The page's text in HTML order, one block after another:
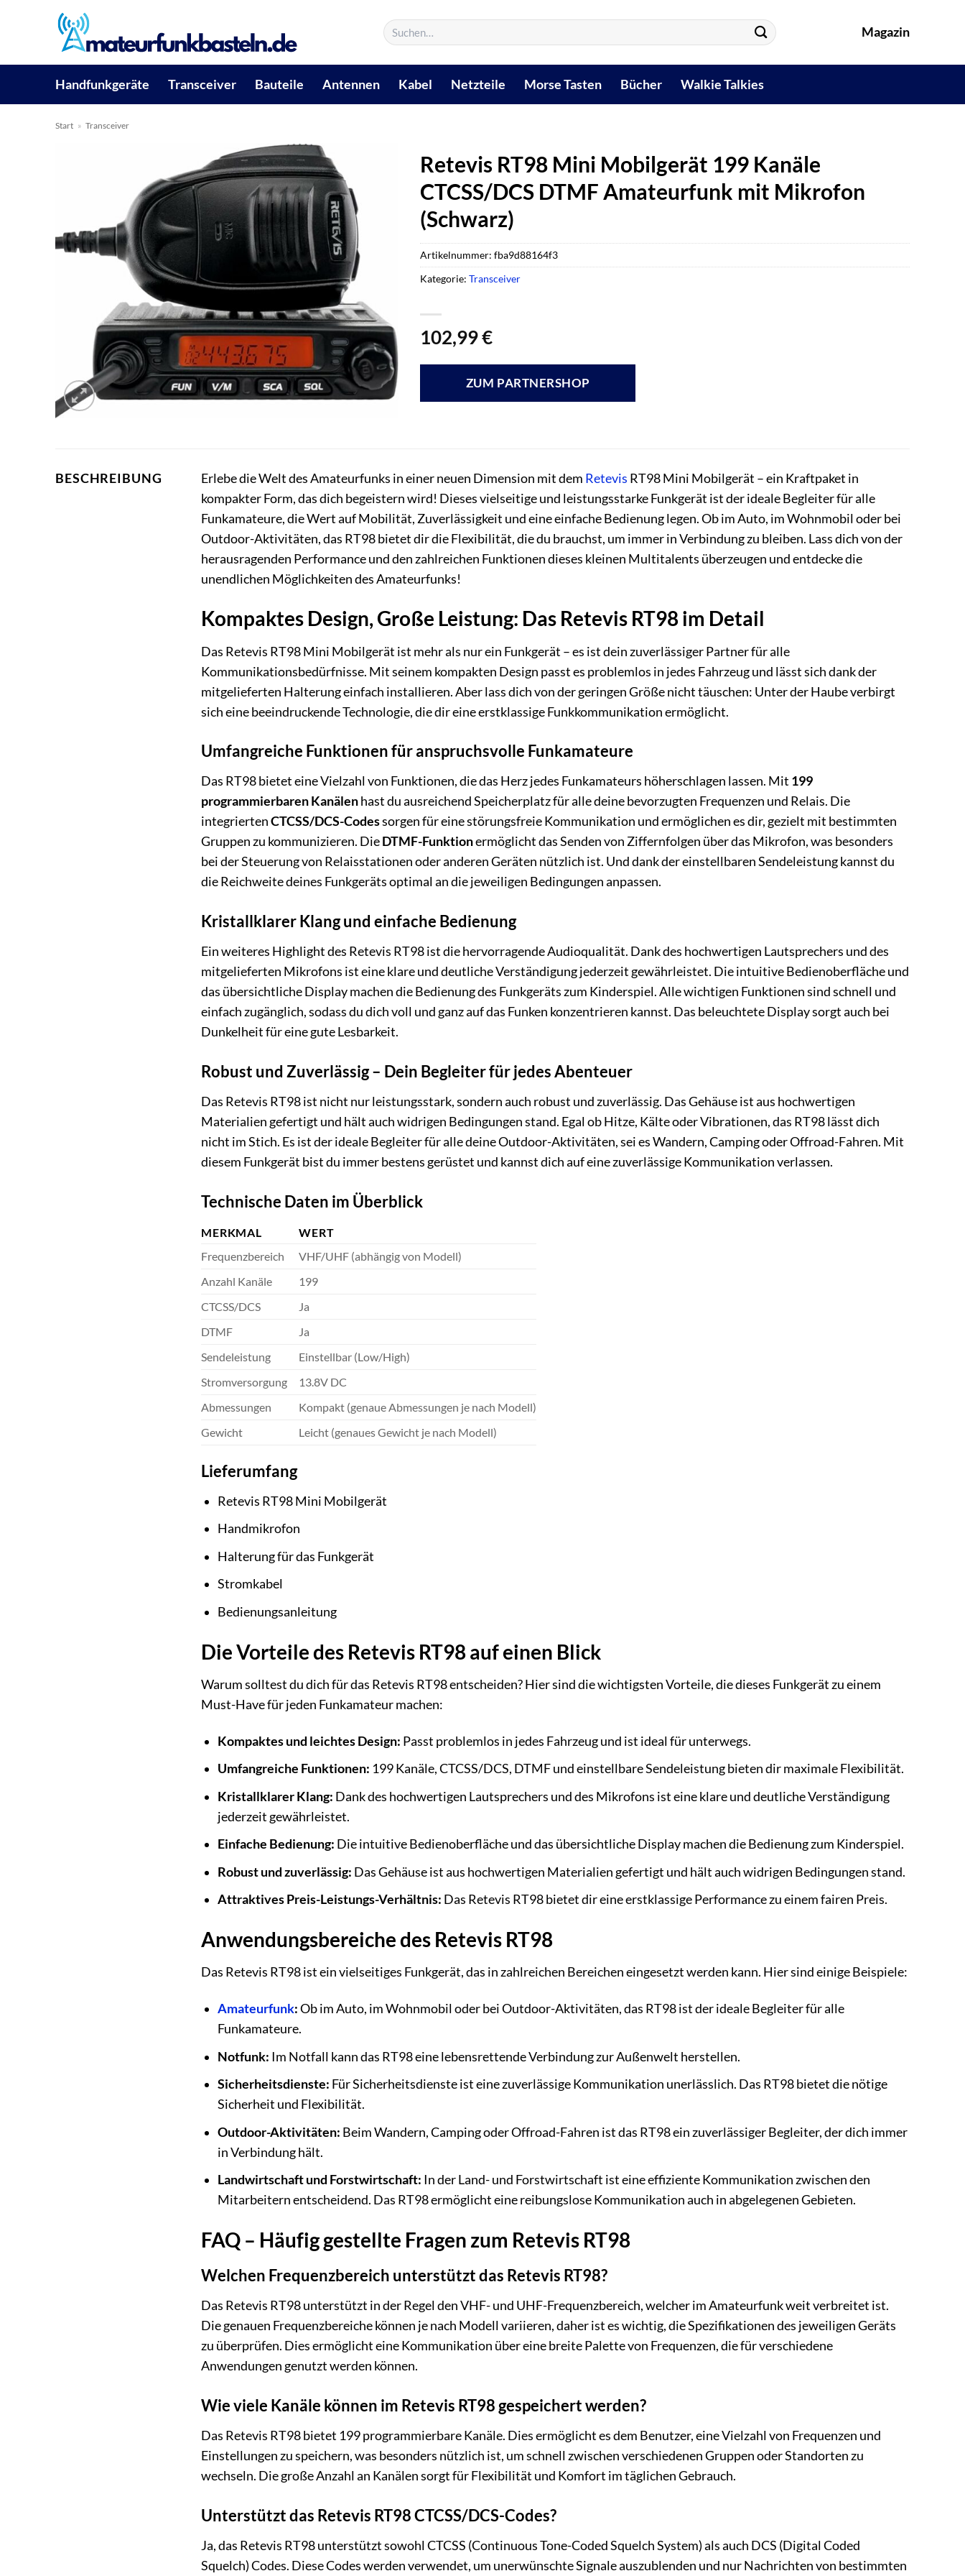
Suchen
nach:
Magazin
Handfunkgeräte Transceiver Bauteile Antennen Kabel Netzteile Morse Tasten Bücher Walkie Talkies
Start » Transceiver
Retevis RT98 Mini Mobilgerät 199 Kanäle
CTCSS/DCS DTMF Amateurfunk mit Mikrofon
(Schwarz)
102,99€
ZUM PARTNERSHOP
Artikelnummer:fba9d88164f3
Kategorie:Transceiver
BESCHREIBUNG Erlebe die Welt des Amateurfunks in einer neuen Dimension mit dem Retevis RT98 Mini Mobilgerät – ein Kraftpaket in
kompakter Form, das dich begeistern wird! Dieses vielseitige und leistungsstarke Funkgerät ist der ideale Begleiter für alle
Funkamateure, die Wert auf Mobilität, Zuverlässigkeit und eine einfache Bedienung legen. Ob im Auto, im Wohnmobil oder bei
Outdoor-Aktivitäten, das RT98 bietet dir die Flexibilität, die du brauchst, um immer in Verbindung zu bleiben. Lass dich von der
herausragenden Performance und den zahlreichen Funktionen dieses kleinen Multitalents überzeugen und entdecke die
unendlichen Möglichkeiten des Amateurfunks!
Kompaktes Design, Große Leistung: Das Retevis RT98 im Detail
Das Retevis RT98 Mini Mobilgerät ist mehr als nur ein Funkgerät – es ist dein zuverlässiger Partner für alle
Kommunikationsbedürfnisse. Mit seinem kompakten Design passt es problemlos in jedes Fahrzeug und lässt sich dank der
mitgelieferten Halterung einfach installieren. Aber lass dich von der geringen Größe nicht täuschen: Unter der Haube verbirgt
sich eine beeindruckende Technologie, die dir eine erstklassige Funkkommunikation ermöglicht.
Umfangreiche Funktionen für anspruchsvolle Funkamateure
Das RT98 bietet eine Vielzahl von Funktionen, die das Herz jedes Funkamateurs höherschlagen lassen. Mit 199
programmierbaren Kanälenhast du ausreichend Speicherplatz für alle deine bevorzugten Frequenzen und Relais. Die
integriertenCTCSS/DCS-Codessorgen für eine störungsfreie Kommunikation und ermöglichen es dir, gezielt mit bestimmten
Gruppen zu kommunizieren. DieDTMF-Funktionermöglicht das Senden von Ziffernfolgen über das Mikrofon, was besonders
bei der Steuerung von Relaisstationen oder anderen Geräten nützlich ist. Und dank der einstellbaren Sendeleistung kannst du
die Reichweite deines Funkgeräts optimal an die jeweiligen Bedingungen anpassen.
Kristallklarer Klang und einfache Bedienung
Ein weiteres Highlight des Retevis RT98 ist die hervorragende Audioqualität. Dank des hochwertigen Lautsprechers und des
mitgelieferten Mikrofons ist eine klare und deutliche Verständigung jederzeit gewährleistet. Die intuitive Bedienoberfläche und
das übersichtliche Display machen die Bedienung des Funkgeräts zum Kinderspiel. Alle wichtigen Funktionen sind schnell und
einfach zugänglich, sodass du dich voll und ganz auf das Funken konzentrieren kannst. Das beleuchtete Display sorgt auch bei
Dunkelheit für eine gute Lesbarkeit.
Robust und Zuverlässig – Dein Begleiter für jedes Abenteuer
Das Retevis RT98 ist nicht nur leistungsstark, sondern auch robust und zuverlässig. Das Gehäuse ist aus hochwertigen
Materialien gefertigt und hält auch widrigen Bedingungen stand. Egal ob Hitze, Kälte oder Vibrationen, das RT98 lässt dich
nicht im Stich. Es ist der ideale Begleiter für alle deine Outdoor-Aktivitäten, sei es Wandern, Camping oder Offroad-Fahren. Mit
diesem Funkgerät bist du immer bestens gerüstet und kannst dich auf eine zuverlässige Kommunikation verlassen.
Technische Daten im Überblick
MERKMAL
WERT
Frequenzbereich
VHF/UHF (abhängig von Modell)
Anzahl Kanäle
199
CTCSS/DCS
Ja
DTMF
Ja
Sendeleistung
Einstellbar (Low/High)
Stromversorgung
13.8V DC
Abmessungen
Kompakt (genaue Abmessungen je nach Modell)
Gewicht
Leicht (genaues Gewicht je nach Modell)
Lieferumfang
Retevis RT98 Mini Mobilgerät
Handmikrofon
Halterung für das Funkgerät
Stromkabel
Bedienungsanleitung
Die Vorteile des Retevis RT98 auf einen Blick
Warum solltest du dich für das Retevis RT98 entscheiden? Hier sind die wichtigsten Vorteile, die dieses Funkgerät zu einem
Must-Have für jeden Funkamateur machen:
Kompaktes und leichtes Design: Passt problemlos in jedes Fahrzeug und ist ideal für unterwegs.
Umfangreiche Funktionen: 199 Kanäle, CTCSS/DCS, DTMF und einstellbare Sendeleistung bieten dir maximale Flexibilität.
Kristallklarer Klang: Dank des hochwertigen Lautsprechers und des Mikrofons ist eine klare und deutliche Verständigung
jederzeit gewährleistet.
Einfache Bedienung: Die intuitive Bedienoberfläche und das übersichtliche Display machen die Bedienung zum Kinderspiel.
Robust und zuverlässig: Das Gehäuse ist aus hochwertigen Materialien gefertigt und hält auch widrigen Bedingungen stand.
Attraktives Preis-Leistungs-Verhältnis: Das Retevis RT98 bietet dir eine erstklassige Performance zu einem fairen Preis.
Anwendungsbereiche des Retevis RT98
Das Retevis RT98 ist ein vielseitiges Funkgerät, das in zahlreichen Bereichen eingesetzt werden kann. Hier sind einige Beispiele:
Amateurfunk:Ob im Auto, im Wohnmobil oder bei Outdoor-Aktivitäten, das RT98 ist der ideale Begleiter für alle
Funkamateure.
Notfunk: Im Notfall kann das RT98 eine lebensrettende Verbindung zur Außenwelt herstellen.
Sicherheitsdienste: Für Sicherheitsdienste ist eine zuverlässige Kommunikation unerlässlich. Das RT98 bietet die nötige
Sicherheit und Flexibilität.
Outdoor-Aktivitäten: Beim Wandern, Camping oder Offroad-Fahren ist das RT98 ein zuverlässiger Begleiter, der dich immer
in Verbindung hält.
Landwirtschaft und Forstwirtschaft: In der Land- und Forstwirtschaft ist eine effiziente Kommunikation zwischen den
Mitarbeitern entscheidend. Das RT98 ermöglicht eine reibungslose Kommunikation auch in abgelegenen Gebieten.
FAQ – Häufig gestellte Fragen zum Retevis RT98
Welchen Frequenzbereich unterstützt das Retevis RT98?
Das Retevis RT98 unterstützt in der Regel den VHF- und UHF-Frequenzbereich, welcher im Amateurfunk weit verbreitet ist.
Die genauen Frequenzbereiche können je nach Modell variieren, daher ist es wichtig, die Spezifikationen des jeweiligen Geräts
zu überprüfen. Dies ermöglicht eine Kommunikation über eine breite Palette von Frequenzen, die für verschiedene
Anwendungen genutzt werden können.
Wie viele Kanäle können im Retevis RT98 gespeichert werden?
Das Retevis RT98 bietet 199 programmierbare Kanäle. Dies ermöglicht es dem Benutzer, eine Vielzahl von Frequenzen und
Einstellungen zu speichern, was besonders nützlich ist, um schnell zwischen verschiedenen Gruppen oder Standorten zu
wechseln. Die große Anzahl an Kanälen sorgt für Flexibilität und Komfort im täglichen Gebrauch.
Unterstützt das Retevis RT98 CTCSS/DCS-Codes?
Ja, das Retevis RT98 unterstützt sowohl CTCSS (Continuous Tone-Coded Squelch System) als auch DCS (Digital Coded
Squelch) Codes. Diese Codes werden verwendet, um unerwünschte Signale auszublenden und nur Nachrichten von bestimmten